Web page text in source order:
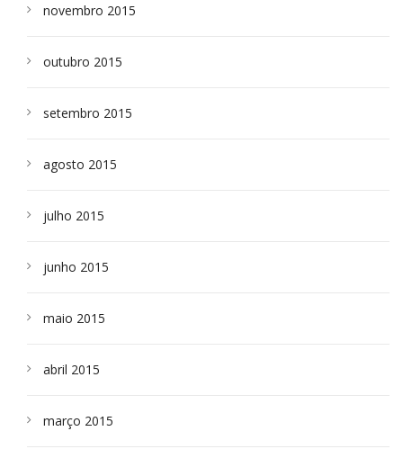
novembro 2015
outubro 2015
setembro 2015
agosto 2015
julho 2015
junho 2015
maio 2015
abril 2015
março 2015